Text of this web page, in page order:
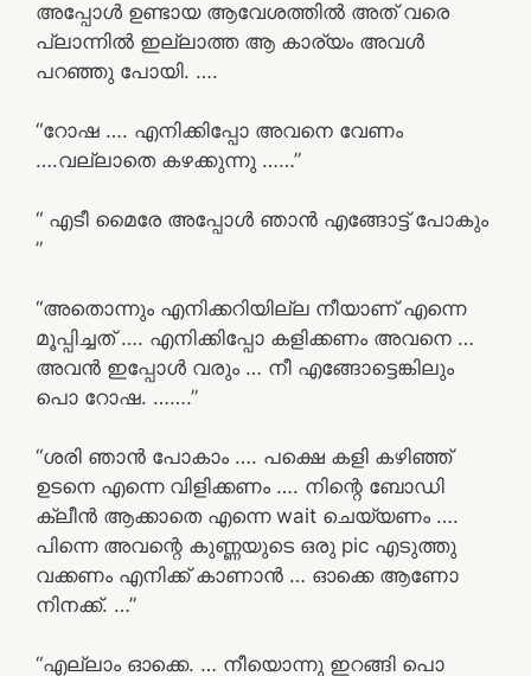
അപ്പോൾ ഉണ്ടായ ആവേശത്തിൽ അത് വരെ
പ്ലാന്നിൽ ഇല്ലാത്ത ആ കാര്യം അവൾ
പറഞ്ഞു പോയി. ….
“റോഷ …. എനിക്കിപ്പോ അവനെ വേണം
….വല്ലാതെ കഴക്കുന്നു ……”
“ എടീ മൈരേ അപ്പോൾ ഞാൻ എങ്ങോട്ട് പോകും
”
“അതൊന്നും എനിക്കറിയില്ല നീയാണ് എന്നെ
മൂപ്പിച്ചത് …. എനിക്കിപ്പോ കളിക്കണം അവനെ …
അവൻ ഇപ്പോൾ വരും … നീ എങ്ങോട്ടെങ്കിലും
പൊ റോഷ. …….”
“ശരി ഞാൻ പോകാം …. പക്ഷെ കളി കഴിഞ്ഞ്
ഉടനെ എന്നെ വിളിക്കണം …. നിന്റെ ബോഡി
ക്ലീൻ ആക്കാതെ എന്നെ wait ചെയ്യണം ….
പിന്നെ അവന്റെ കുണ്ണയുടെ ഒരു pic എടുത്തു
വക്കണം എനിക്ക് കാണാൻ … ഓക്കെ ആണോ
നിനക്ക്. …”
“എല്ലാം ഓക്കെ. … നീയൊന്നു ഇറങ്ങി പൊ